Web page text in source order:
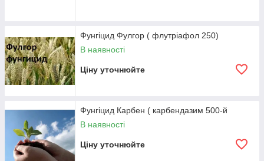
Фунгіцид Фулгор ( флутріафол 250)
В наявності
Ціну уточнюйте
Фунгіцид Карбен ( карбендазим 500-й
В наявності
Ціну уточнюйте